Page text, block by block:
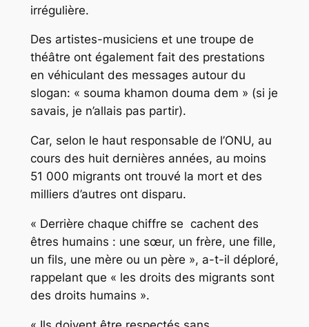
irrégulière.
Des artistes-musiciens et une troupe de
théâtre ont également fait des prestations
en véhiculant des messages autour du
slogan: « souma khamon douma dem » (si je
savais, je n’allais pas partir).
Car, selon le haut responsable de l’ONU, au
cours des huit dernières années, au moins
51 000 migrants ont trouvé la mort et des
milliers d’autres ont disparu.
« Derrière chaque chiffre se cachent des
êtres humains : une sœur, un frère, une fille,
un fils, une mère ou un père », a-t-il déploré,
rappelant que « les droits des migrants sont
des droits humains ».